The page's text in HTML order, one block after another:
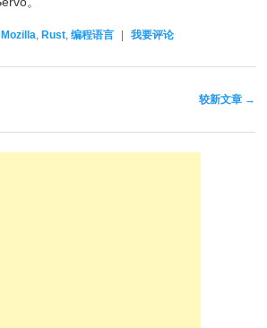
Mozilla, Rust,编程语言 我要评论
较新文章 →